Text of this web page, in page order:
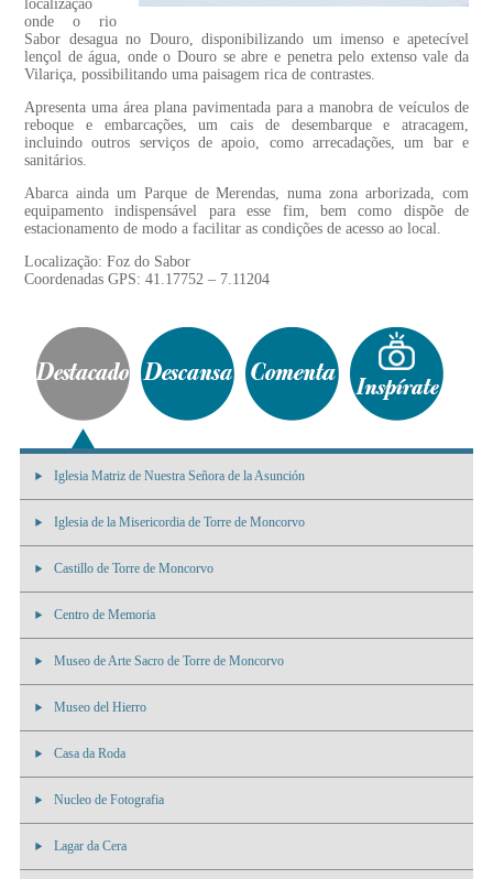
localização
onde o rio
Sabor desagua no Douro, disponibilizando um imenso e apetecível
lençol de água, onde o Douro se abre e penetra pelo extenso vale da
Vilariça, possibilitando uma paisagem rica de contrastes.
Apresenta uma área plana pavimentada para a manobra de veículos de
reboque e embarcações, um cais de desembarque e atracagem,
incluindo outros serviços de apoio, como arrecadações, um bar e
sanitários.
Abarca ainda um Parque de Merendas, numa zona arborizada, com
equipamento indispensável para esse fim, bem como dispõe de
estacionamento de modo a facilitar as condições de acesso ao local.
Localização: Foz do Sabor
Coordenadas GPS: 41.17752 – 7.11204
Iglesia Matriz de Nuestra Señora de la Asunción
Iglesia de la Misericordia de Torre de Moncorvo
Castillo de Torre de Moncorvo
Centro de Memoria
Museo de Arte Sacro de Torre de Moncorvo
Museo del Hierro
Casa da Roda
Nucleo de Fotografia
Lagar da Cera